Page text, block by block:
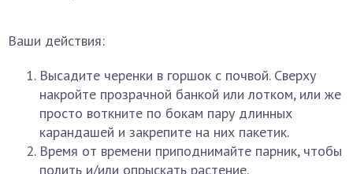
Ваши действия:
Высадите черенки в горшок с почвой. Сверху
накройте прозрачной банкой или лотком, или же
просто воткните по бокам пару длинных
карандашей и закрепите на них пакетик.
Время от времени приподнимайте парник, чтобы
полить и/или опрыскать растение.